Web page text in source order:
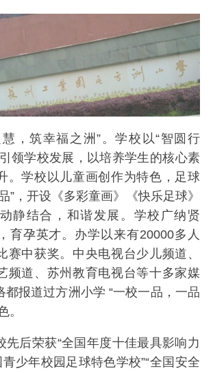
，筑幸福之洲”。学校以“智圆行
领学校发展，以培养学生的核心素
。学校以儿童画创作为特色，足球
”，开设《多彩童画》《快乐足球》
静结合，和谐发展。学校广纳贤
育孕英才。办学以来有20000多人
赛中获奖。中央电视台少儿频道、
频道、苏州教育电视台等十多家媒
都报道过方洲小学 “一校一品，一品
。
先后荣获“全国年度十佳最具影响力
青少年校园足球特色学校”“全国安全